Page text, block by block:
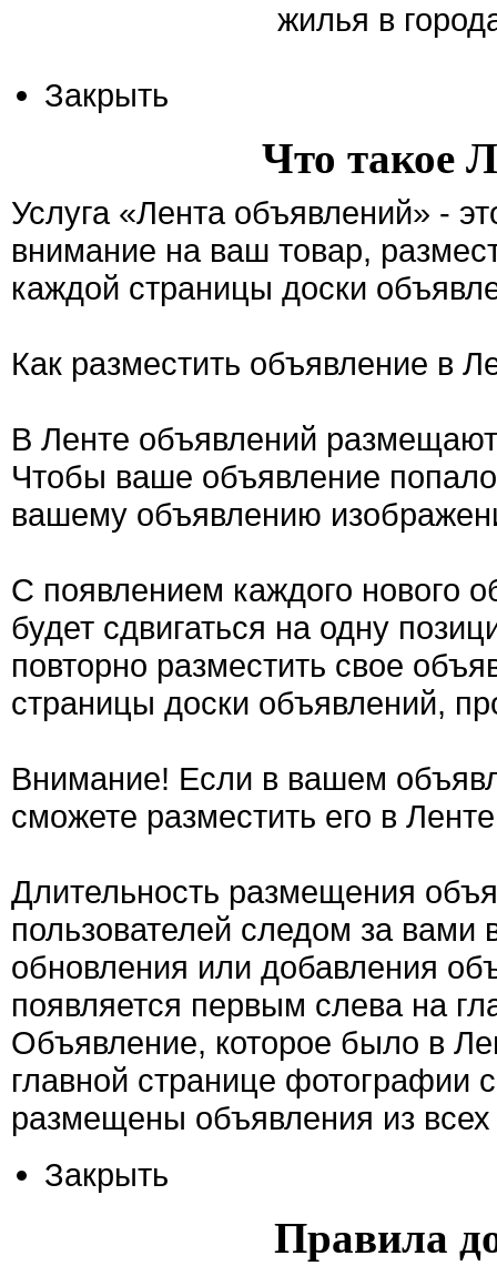
жилья в
Закрыть
Что такое
Услуга «Лента объявлений» -
внимание на ваш товар,
каждой страницы доски
Как разместить объявление в
В Ленте объявлений
Чтобы ваше объявление
вашему объявлению
С появлением каждого нового
будет сдвигаться на одну
повторно разместить свое
страницы доски объявлений,
Внимание! Если в вашем
сможете разместить его в
Длительность размещения
пользователей следом за вами
обновления или добавления
появляется первым слева на
Объявление, которое было в
главной странице фотографии
размещены объявления из всех
Закрыть
Правила